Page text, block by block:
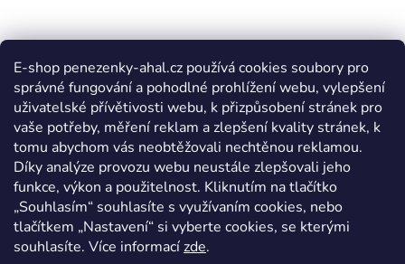
E-shop penezenky-ahal.cz používá cookies soubory pro
správné fungování a pohodlné prohlížení webu, vylepšení
uživatelské přívětivosti webu, k přizpůsobení stránek pro
vaše potřeby, měření reklam a zlepšení kvality stránek, k
tomu abychom vás neobtěžovali nechtěnou reklamou.
Díky analýze provozu webu neustále zlepšovali jeho
funkce, výkon a použitelnost. Kliknutím na tlačítko
„Souhlasím“ souhlasíte s využívaním cookies, nebo
tlačítkem „Nastavení“ si vyberte cookies, se kterými
souhlasíte. Více informacízde.